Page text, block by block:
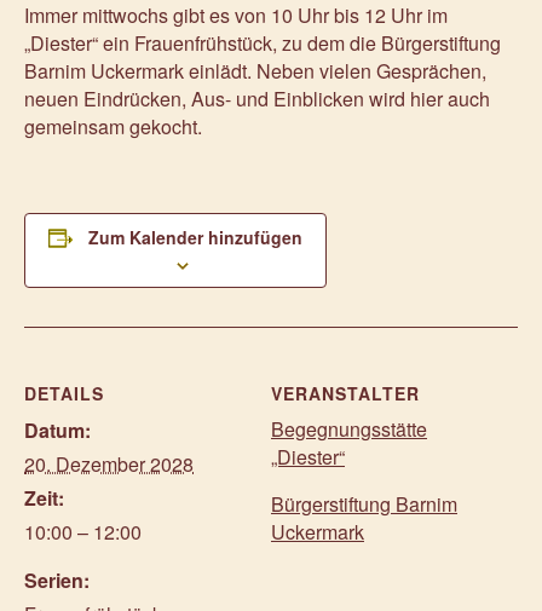
Aktuelles
Kontakt
Immer mittwochs gibt es von 10 Uhr bis 12 Uhr im
„Diester“ ein Frauenfrühstück, zu dem die Bürgerstiftung
Barnim Uckermark einlädt. Neben vielen Gesprächen,
neuen Eindrücken, Aus- und Einblicken wird hier auch
gemeinsam gekocht.
Zum Kalender hinzufügen
DETAILS
Datum:
20. Dezember 2028
Zeit:
10:00 – 12:00
Serien:
VERANSTALTER
Begegnungsstätte
„Diester“
Bürgerstiftung Barnim
Uckermark